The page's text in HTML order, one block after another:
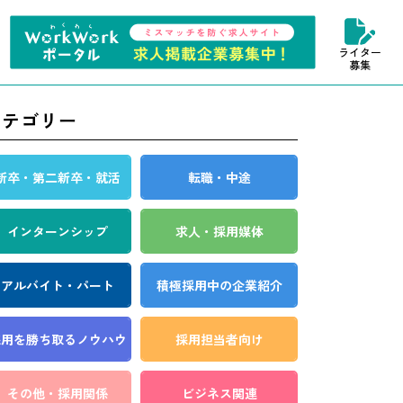
ライター
募集
ゴリー
卒・第二新卒・就活 転職・中途
インターンシップ 求人・採用媒体
アルバイト・パート 積極採用中の企業紹介
を勝ち取る ノウハウ 採用担当者向け
その他・採用関係 ビジネス関連